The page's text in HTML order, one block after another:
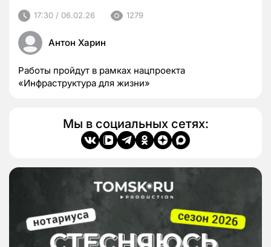
17:30 / 06.02.26 1279
Антон Харин
Работы пройдут в рамках нацпроекта
«Инфраструктура для жизни»
Мы в социальных сетях: